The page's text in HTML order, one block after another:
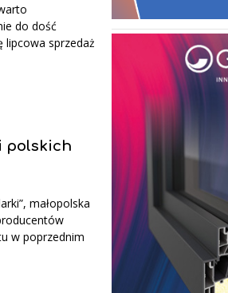
do dość
lipcowa sprzedaż
polskich
małopolska
w poprzednim